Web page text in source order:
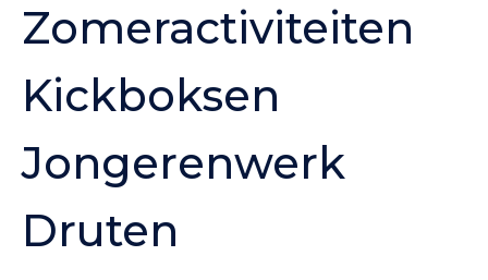
content
Zomeractiviteiten
Kickboksen
Jongerenwerk
Druten